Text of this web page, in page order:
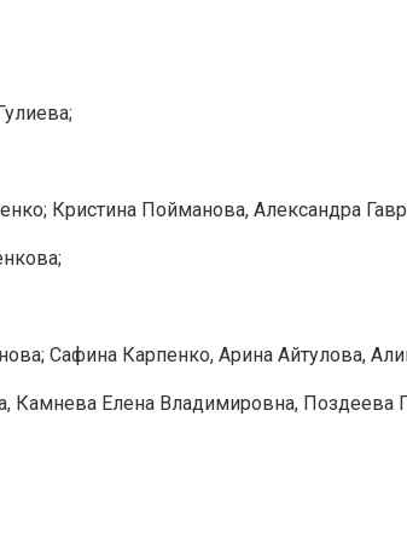
Кристина Пойманова, Александра
Сафина Карпенко, Арина Айтулова,
Камнева Елена Владимировна,